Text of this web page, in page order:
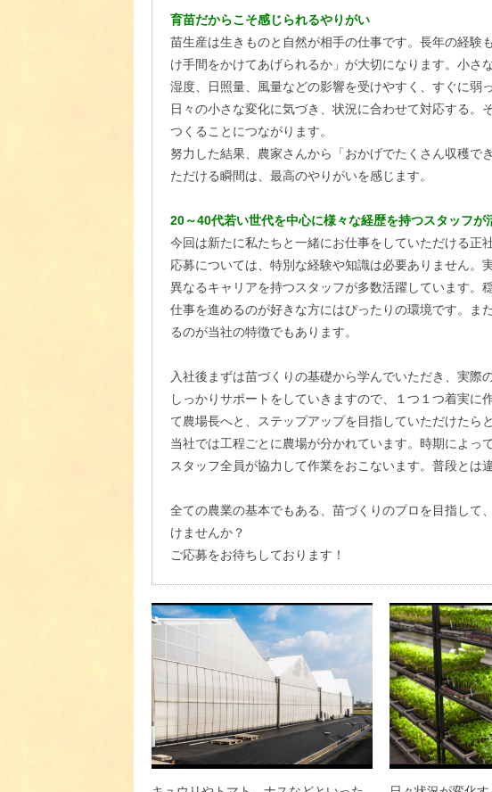
育苗だからこそ感じられるやりがい
苗生産は生きものと自然が相手の仕事です。長年の経験
け手間をかけてあげられるか」が大切になります。小さ
湿度、日照量、風量などの影響を受けやすく、すぐに弱
日々の小さな変化に気づき、状況に合わせて対応する
つくることにつながります。
努力した結果、農家さんから「おかげでたくさん収穫
ただける瞬間は、最高のやりがいを感じます。
20～40代若い世代を中心に様々な経歴を持つスタッフが
今回は新たに私たちと一緒にお仕事をしていただける正
応募については、特別な経験や知識は必要ありません。
異なるキャリアを持つスタッフが多数活躍しています。
仕事を進めるのが好きな方にはぴったりの環境です。ま
るのが当社の特徴でもあります。
入社後まずは苗づくりの基礎から学んでいただき、実
しっかりサポートをしていきますので、１つ１つ着実
て農場長へと、ステップアップを目指していただけたらと
当社では工程ごとに農場が分かれています。時期によっ
スタッフ全員が協力して作業をおこないます。普段とは
全ての農業の基本でもある、苗づくりのプロを目指して
けませんか？
ご応募をお待ちしております！